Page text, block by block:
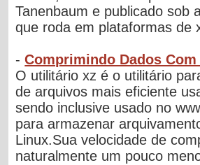
Tanenbaum e publicado sob
que roda em plataformas de
-Comprimindo Dados
O utilitário xz é o utilitário
de arquivos mais eficiente
sendo inclusive usado no
para armazenar
Linux.Sua velocidade de
naturalmente um pouco